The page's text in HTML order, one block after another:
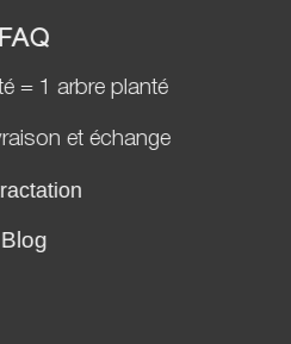
FAQ
= 1 arbre planté
et échange
Blog